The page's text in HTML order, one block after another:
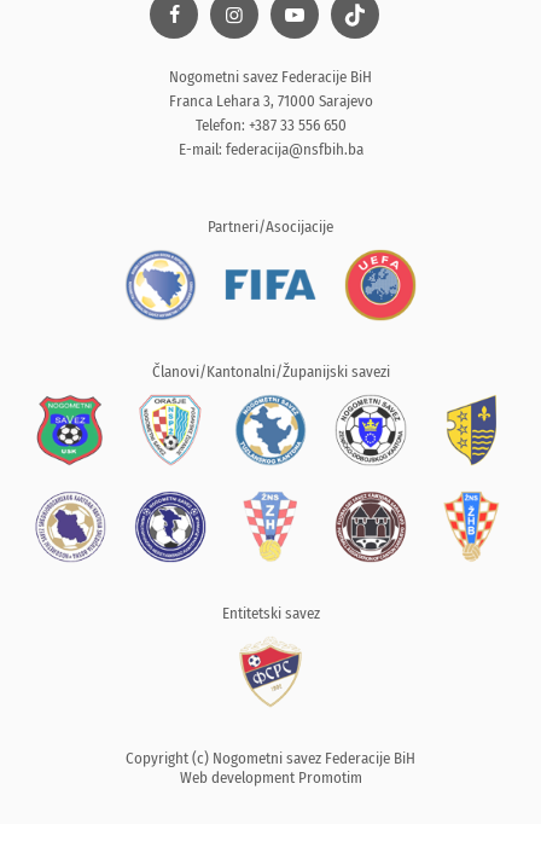
Nogometni savez Federacije BiH
Franca Lehara 3, 71000 Sarajevo
Telefon: +387 33 556 650
E-mail: federacija@nsfbih.ba
Partneri/Asocijacije
Članovi/Kantonalni/Županijski savezi
Entitetski savez
Copyright (c) Nogometni savez Federacije BiH
Web development Promotim